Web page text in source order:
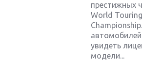
престижных
World
увидеть
модели...